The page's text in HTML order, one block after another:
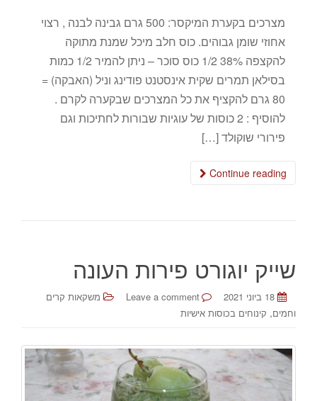
מצרכים בקערת המיקסר: 500 גרם גבינה לבנה , רצוי
אחוזי שומן גבוהים. כוס חלב מיכל שמנת מתוקה
להקצפה 38% 1/2 כוס סוכר – ניתן להמיר 1/2 כמות
בסילאן תמרים שקית אינסטנט פודינג וניל (האבקה) =
80 גרם להקציף את כל המצרכים שבקערה לקרם .
להוסיף : 2 כוסות של עוגיות שבורות לחתיכות וגם
פירורי שוקולד […]
Continue reading
שייק יוגורט פירות העונה
18 ביוני 2021 Leave a comment
משקאות קרים
וחמים, קינוחים בכוסות אישיות